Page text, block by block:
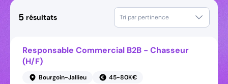
5 résultats Tri par pertinence
Responsable Commercial B2B - Chasseur
(H/F)
Bourgoin-Jallieu
45-80K€